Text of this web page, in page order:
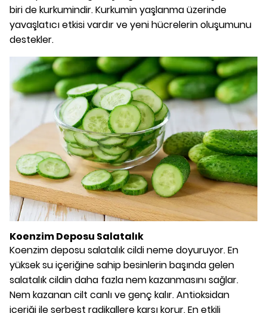
biri de kurkumindir. Kurkumin yaşlanma üzerinde
yavaşlatıcı etkisi vardır ve yeni hücrelerin oluşumunu
destekler.
Koenzim Deposu Salatalık
Koenzim deposu salatalık cildi neme doyuruyor. En
yüksek su içeriğine sahip besinlerin başında gelen
salatalık cildin daha fazla nem kazanmasını sağlar.
Nem kazanan cilt canlı ve genç kalır. Antioksidan
içeriği ile serbest radikallere karşı korur. En etkili